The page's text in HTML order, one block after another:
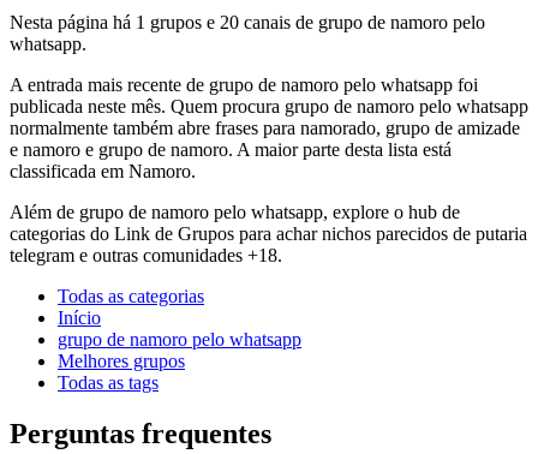
Nesta página há 1 grupos e 20 canais de grupo de namoro pelo
whatsapp.
A entrada mais recente de grupo de namoro pelo whatsapp foi
publicada neste mês. Quem procura grupo de namoro pelo whatsapp
normalmente também abre frases para namorado, grupo de amizade
e namoro e grupo de namoro. A maior parte desta lista está
classificada em Namoro.
Além de grupo de namoro pelo whatsapp, explore o hub de
categorias do Link de Grupos para achar nichos parecidos de putaria
telegram e outras comunidades +18.
Todas as categorias
Início
grupo de namoro pelo whatsapp
Melhores grupos
Todas as tags
Perguntas frequentes